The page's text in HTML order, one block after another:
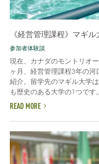
《経営管理課程》マギ
参加者体験談
現在、カナダのモントリオ
ヶ月、経営管理課程3年の
紹介。留学先のマギル大学
も歴史のある大学の1つです
READ MORE